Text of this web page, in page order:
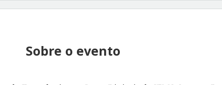
Sobre o evento